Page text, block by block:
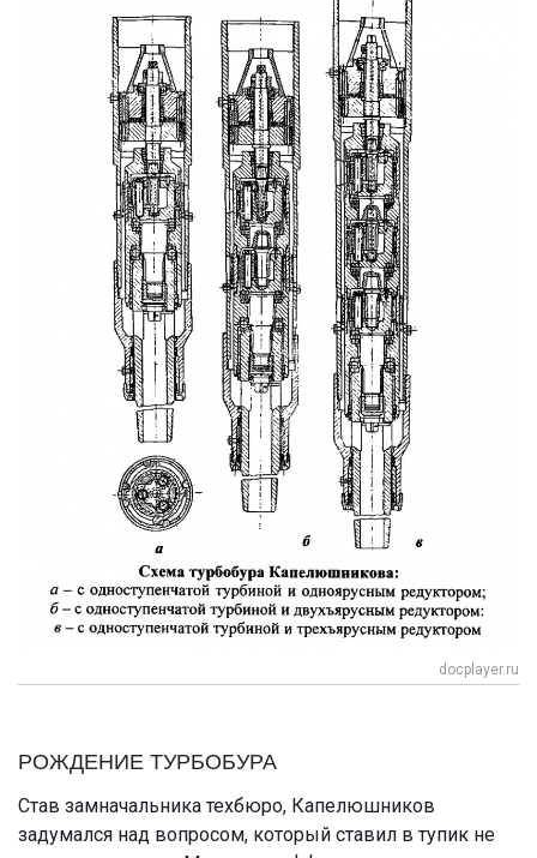
docplayer.ru
РОЖДЕНИЕ ТУРБОБУРА
Став замначальника техбюро, Капелюшников
задумался над вопросом, который ставил в тупик не